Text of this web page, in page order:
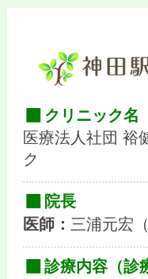
クリニック名
医療法人社団
ク
院長
医師： 三浦元宏
診療内容（診